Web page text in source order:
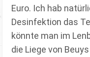
Euro. Ich hab
Desinfektion das
könnte man im
die Liege von